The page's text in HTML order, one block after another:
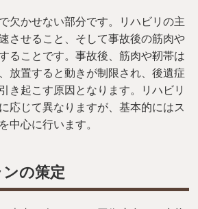
欠かせない部分です。リハビリの主
させること、そして事故後の筋肉や
ることです。事故後、筋肉や靭帯は
放置すると動きが制限され、後遺症
き起こす原因となります。リハビリ
応じて異なりますが、基本的にはス
中心に行います。
の策定